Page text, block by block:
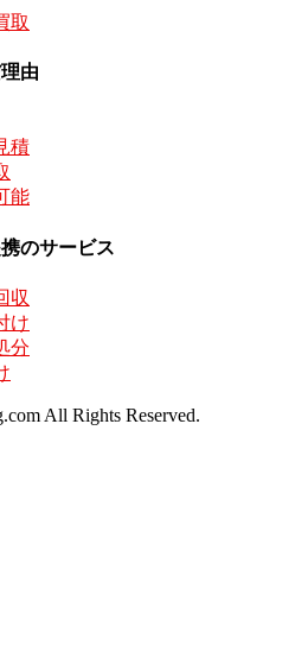
取
由
積
能
のサービス
収
け
分
All Rights Reserved.